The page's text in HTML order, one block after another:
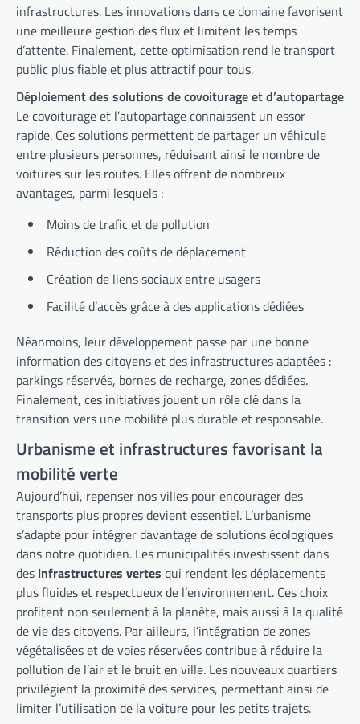
infrastructures. Les innovations dans ce domaine favorisent
une meilleure gestion des flux et limitent les temps
d’attente. Finalement, cette optimisation rend le transport
public plus fiable et plus attractif pour tous.
Déploiement des solutions de covoiturage et d’autopartage
Le covoiturage et l’autopartage connaissent un essor
rapide. Ces solutions permettent de partager un véhicule
entre plusieurs personnes, réduisant ainsi le nombre de
voitures sur les routes. Elles offrent de nombreux
avantages, parmi lesquels :
Moins de trafic et de pollution
Réduction des coûts de déplacement
Création de liens sociaux entre usagers
Facilité d’accès grâce à des applications dédiées
Néanmoins, leur développement passe par une bonne
information des citoyens et des infrastructures adaptées :
parkings réservés, bornes de recharge, zones dédiées.
Finalement, ces initiatives jouent un rôle clé dans la
transition vers une mobilité plus durable et responsable.
Urbanisme et infrastructures favorisant la
mobilité verte
Aujourd’hui, repenser nos villes pour encourager des
transports plus propres devient essentiel. L’urbanisme
s’adapte pour intégrer davantage de solutions écologiques
dans notre quotidien. Les municipalités investissent dans
des infrastructures vertes qui rendent les déplacements
plus fluides et respectueux de l’environnement. Ces choix
profitent non seulement à la planète, mais aussi à la qualité
de vie des citoyens. Par ailleurs, l’intégration de zones
végétalisées et de voies réservées contribue à réduire la
pollution de l’air et le bruit en ville. Les nouveaux quartiers
privilégient la proximité des services, permettant ainsi de
limiter l’utilisation de la voiture pour les petits trajets.